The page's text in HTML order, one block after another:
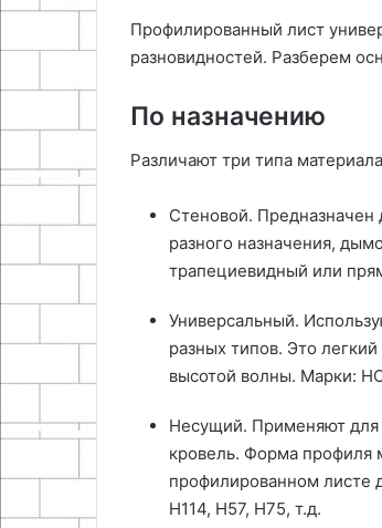
Профилированный лист
разновидностей. Разберем
По назначению
Различают три типа
Стеновой. Предназначен
разного назначения,
трапециевидный или
Универсальный.
разных типов. Это
высотой волны. Марки:
Несущий. Применяют для
кровель. Форма профиля
профилированном листе
Н114, Н57, Н75, т.д.